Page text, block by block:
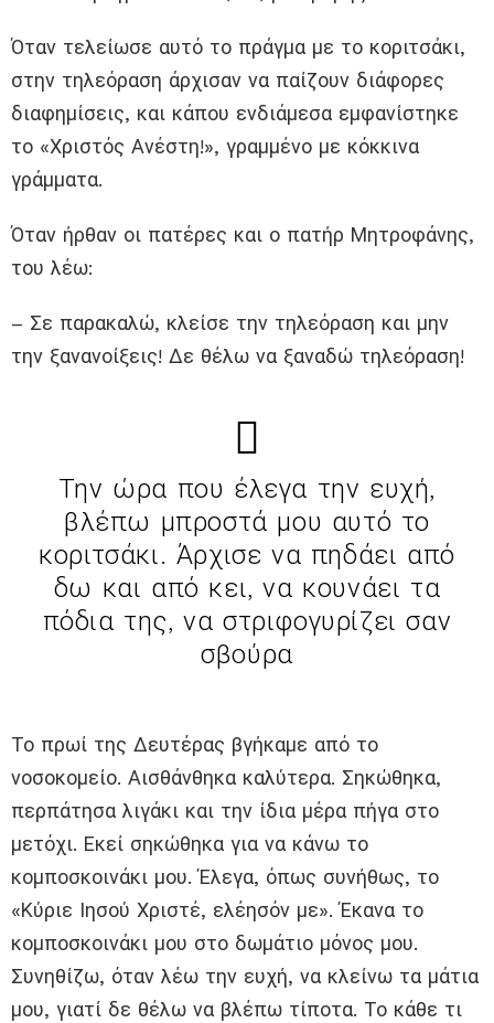
Όταν τελείωσε αυτό το πράγμα με το κοριτσάκι,
στην τηλεόραση άρχισαν να παίζουν διάφορες
διαφημίσεις, και κάπου ενδιάμεσα εμφανίστηκε
το «Χριστός Ανέστη!», γραμμένο με κόκκινα
γράμματα.
Όταν ήρθαν οι πατέρες και ο πατήρ Μητροφάνης,
του λέω:
– Σε παρακαλώ, κλείσε την τηλεόραση και μην
την ξανανοίξεις! Δε θέλω να ξαναδώ τηλεόραση!
Την ώρα που έλεγα την ευχή,
βλέπω μπροστά μου αυτό το
κοριτσάκι. Άρχισε να πηδάει από
δω και από κει, να κουνάει τα
πόδια της, να στριφογυρίζει σαν
σβούρα
Το πρωί της Δευτέρας βγήκαμε από το
νοσοκομείο. Αισθάνθηκα καλύτερα. Σηκώθηκα,
περπάτησα λιγάκι και την ίδια μέρα πήγα στο
μετόχι. Εκεί σηκώθηκα για να κάνω το
κομποσκοινάκι μου. Έλεγα, όπως συνήθως, το
«Κύριε Ιησού Χριστέ, ελέησόν με». Έκανα το
κομποσκοινάκι μου στο δωμάτιο μόνος μου.
Συνηθίζω, όταν λέω την ευχή, να κλείνω τα μάτια
μου, γιατί δε θέλω να βλέπω τίποτα. Το κάθε τι